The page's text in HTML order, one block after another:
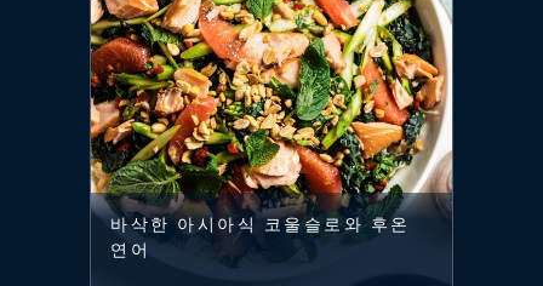
바삭한 아시아식 코울슬로와 후온
연어